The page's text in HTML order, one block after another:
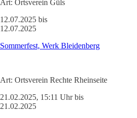
Art: Ortsverein Güls
12.07.2025 bis
12.07.2025
Sommerfest, Werk Bleidenberg
Art: Ortsverein Rechte Rheinseite
21.02.2025, 15:11 Uhr bis
21.02.2025